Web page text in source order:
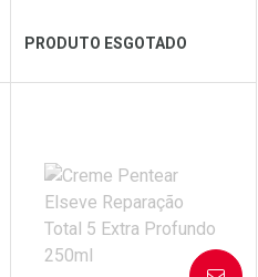
Ver Desconto Convênio
PRODUTO ESGOTADO
Laboratório
Por Menos